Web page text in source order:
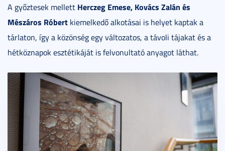
A győztesek mellett Herczeg Emese, Kovács Zalán és
Mészáros Róbert kiemelkedő alkotásai is helyet kaptak a
tárlaton, így a közönség egy változatos, a távoli tájakat és a
hétköznapok esztétikáját is felvonultató anyagot láthat.